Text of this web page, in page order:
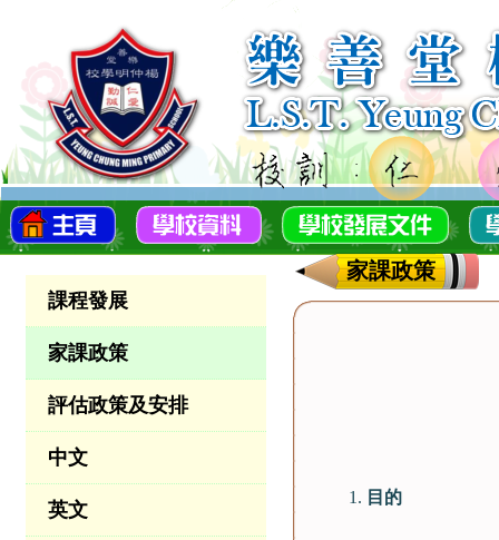
課程發展
家課政策
評估政策及安排
中文
英文
家課政策
目的